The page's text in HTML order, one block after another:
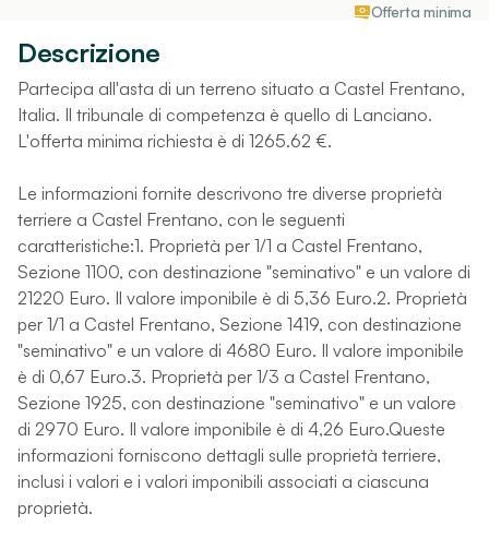
Offerta minima
Descrizione
Partecipa all'asta di un terreno situato a Castel Frentano,
Italia. Il tribunale di competenza è quello di Lanciano.
L'offerta minima richiesta è di 1265.62 €.
Le informazioni fornite descrivono tre diverse proprietà
terriere a Castel Frentano, con le seguenti
caratteristiche:1. Proprietà per 1/1 a Castel Frentano,
Sezione 1100, con destinazione "seminativo" e un valore di
21220 Euro. Il valore imponibile è di 5,36 Euro.2. Proprietà
per 1/1 a Castel Frentano, Sezione 1419, con destinazione
"seminativo" e un valore di 4680 Euro. Il valore imponibile
è di 0,67 Euro.3. Proprietà per 1/3 a Castel Frentano,
Sezione 1925, con destinazione "seminativo" e un valore
di 2970 Euro. Il valore imponibile è di 4,26 Euro.Queste
informazioni forniscono dettagli sulle proprietà terriere,
inclusi i valori e i valori imponibili associati a ciascuna
proprietà.